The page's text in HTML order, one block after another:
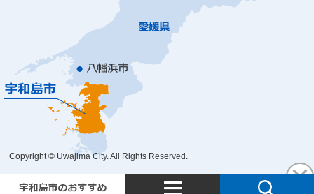
Copyright © Uwajima City. All Rights Reserved.